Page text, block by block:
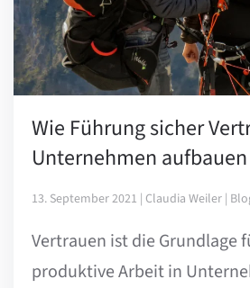
Wie Führung sicher
Unternehmen
13. September 2021 | Claudia Weiler |
Vertrauen ist die Grundlage
produktive Arbeit in